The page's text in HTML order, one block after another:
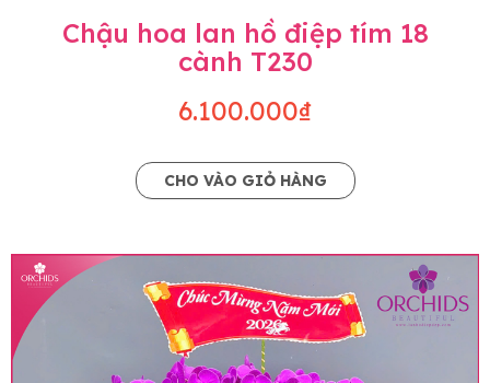
Chậu hoa lan hồ điệp tím 18
cành T230
6.100.000₫
CHO VÀO GIỎ HÀNG